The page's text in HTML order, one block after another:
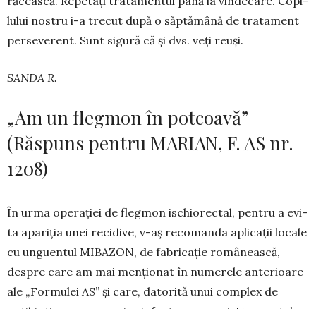
lului nostru i-a trecut după o săp­­tămână de tratament
perseverent. Sunt si­gură că și dvs. veți reuși.
SANDA R.
„Am un flegmon în potcoavă”
(Răspuns pentru MARIAN, F. AS nr.
1208)
În urma operației de flegmon ischiorectal, pentru a evi­
ta apariția unei recidive, v-aș reco­manda aplicații locale
cu unguentul MIBAZON, de fa­bri­cație românească,
despre care am mai men­ționat în nu­me­­rele anterioare
ale „For­mulei AS” și care, datorită unui com­plex de